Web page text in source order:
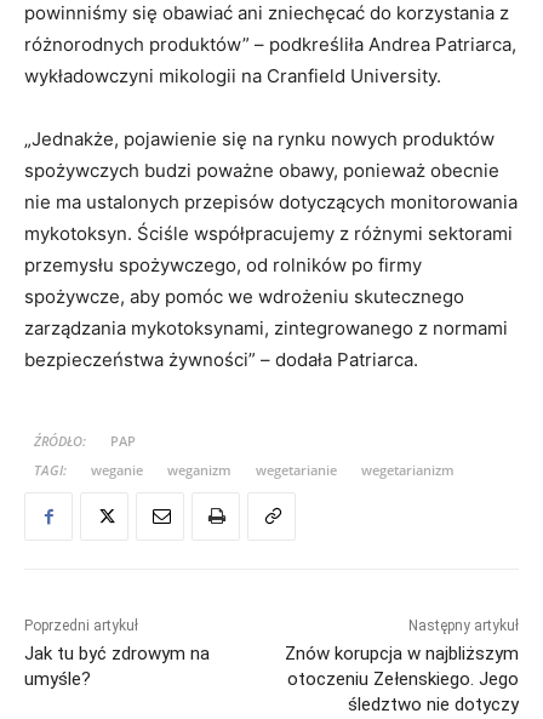
powinniśmy się obawiać ani zniechęcać do korzystania z
różnorodnych produktów” – podkreśliła Andrea Patriarca,
wykładowczyni mikologii na Cranfield University.
„Jednakże, pojawienie się na rynku nowych produktów
spożywczych budzi poważne obawy, ponieważ obecnie
nie ma ustalonych przepisów dotyczących monitorowania
mykotoksyn. Ściśle współpracujemy z różnymi sektorami
przemysłu spożywczego, od rolników po firmy
spożywcze, aby pomóc we wdrożeniu skutecznego
zarządzania mykotoksynami, zintegrowanego z normami
bezpieczeństwa żywności” – dodała Patriarca.
ŹRÓDŁO:
PAP
TAGI:
weganie weganizm wegetarianie wegetarianizm
Poprzedni artykuł
Jak tu być zdrowym na
umyśle?
Następny artykuł
Znów korupcja w najbliższym
otoczeniu Zełenskiego. Jego
śledztwo nie dotyczy